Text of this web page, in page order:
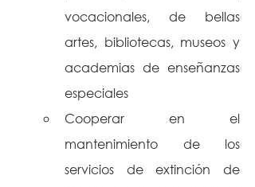
vocacionales, de bellas
artes, bibliotecas, museos y
academias de enseñanzas
especiales
Cooperar en el
mantenimiento de los
servicios de extinción de